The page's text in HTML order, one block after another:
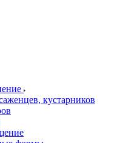
кустарников